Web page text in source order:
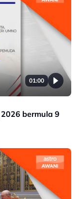
01:00
bermula 9